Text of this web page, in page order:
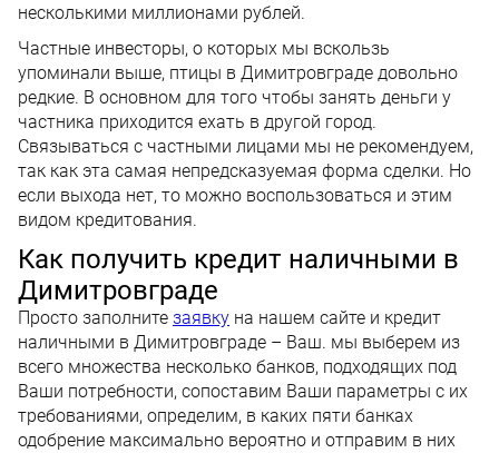
несколькими миллионами рублей.
Частные инвесторы, о которых мы вскользь
упоминали выше, птицы в Димитровграде довольно
редкие. В основном для того чтобы занять деньги у
частника приходится ехать в другой город.
Связываться с частными лицами мы не рекомендуем,
так как эта самая непредсказуемая форма сделки. Но
если выхода нет, то можно воспользоваться и этим
видом кредитования.
Как получить кредит наличными в
Димитровграде
Просто заполните заявку на нашем сайте и кредит
наличными в Димитровграде – Ваш. мы выберем из
всего множества несколько банков, подходящих под
Ваши потребности, сопоставим Ваши параметры с их
требованиями, определим, в каких пяти банках
одобрение максимально вероятно и отправим в них